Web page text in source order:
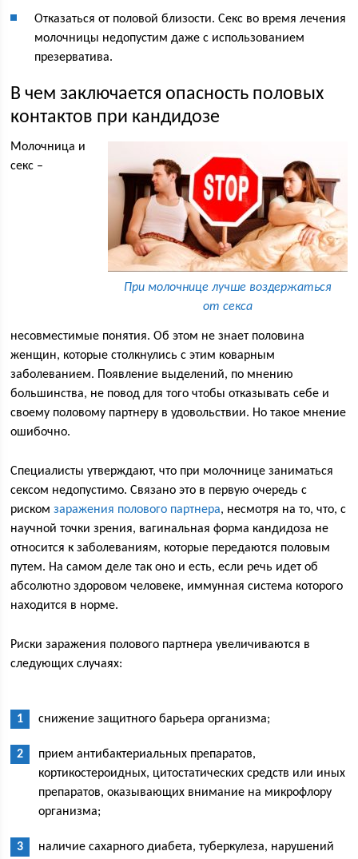
Отказаться от половой близости. Секс во время лечения
молочницы недопустим даже с использованием
презерватива.
В чем заключается опасность половых
контактов при кандидозе
При молочнице лучше воздержаться
от секса
Молочница и
секс –
несовместимые понятия. Об этом не знает половина
женщин, которые столкнулись с этим коварным
заболеванием. Появление выделений, по мнению
большинства, не повод для того чтобы отказывать себе и
своему половому партнеру в удовольствии. Но такое мнение
ошибочно.
Специалисты утверждают, что при молочнице заниматься
сексом недопустимо. Связано это в первую очередь с
рискомзаражения полового партнера, несмотря на то, что, с
научной точки зрения, вагинальная форма кандидоза не
относится к заболеваниям, которые передаются половым
путем. На самом деле так оно и есть, если речь идет об
абсолютно здоровом человеке, иммунная система которого
находится в норме.
Риски заражения полового партнера увеличиваются в
следующих случаях:
снижение защитного барьера организма;
прием антибактериальных препаратов,
кортикостероидных, цитостатических средств или иных
препаратов, оказывающих внимание на микрофлору
организма;
наличие сахарного диабета, туберкулеза, нарушений